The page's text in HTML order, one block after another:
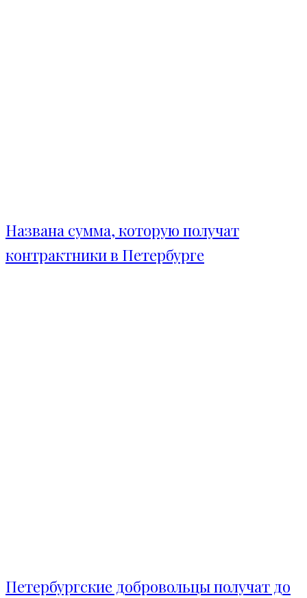
Названа сумма, которую получат
контрактники в Петербурге
Петербургские добровольцы получат до